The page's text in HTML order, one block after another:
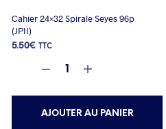
Cahier 24×32 Spirale Seyes 96p
(JPII)
5.50€ TTC
AJOUTER AU PANIER